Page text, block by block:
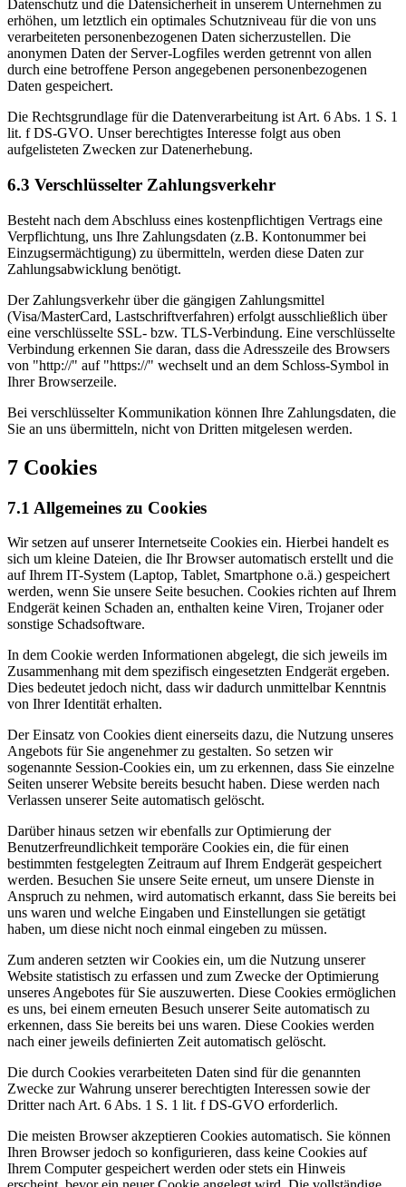
Datenschutz und die Datensicherheit in unserem Unternehmen zu
erhöhen, um letztlich ein optimales Schutzniveau für die von uns
verarbeiteten personenbezogenen Daten sicherzustellen. Die
anonymen Daten der Server-Logfiles werden getrennt von allen
durch eine betroffene Person angegebenen personenbezogenen
Daten gespeichert.
Die Rechtsgrundlage für die Datenverarbeitung ist Art. 6 Abs. 1 S. 1
lit. f DS-GVO. Unser berechtigtes Interesse folgt aus oben
aufgelisteten Zwecken zur Datenerhebung.
6.3 Verschlüsselter Zahlungsverkehr
Besteht nach dem Abschluss eines kostenpflichtigen Vertrags eine
Verpflichtung, uns Ihre Zahlungsdaten (z.B. Kontonummer bei
Einzugsermächtigung) zu übermitteln, werden diese Daten zur
Zahlungsabwicklung benötigt.
Der Zahlungsverkehr über die gängigen Zahlungsmittel
(Visa/MasterCard, Lastschriftverfahren) erfolgt ausschließlich über
eine verschlüsselte SSL- bzw. TLS-Verbindung. Eine verschlüsselte
Verbindung erkennen Sie daran, dass die Adresszeile des Browsers
von "http://" auf "https://" wechselt und an dem Schloss-Symbol in
Ihrer Browserzeile.
Bei verschlüsselter Kommunikation können Ihre Zahlungsdaten, die
Sie an uns übermitteln, nicht von Dritten mitgelesen werden.
7 Cookies
7.1 Allgemeines zu Cookies
Wir setzen auf unserer Internetseite Cookies ein. Hierbei handelt es
sich um kleine Dateien, die Ihr Browser automatisch erstellt und die
auf Ihrem IT-System (Laptop, Tablet, Smartphone o.ä.) gespeichert
werden, wenn Sie unsere Seite besuchen. Cookies richten auf Ihrem
Endgerät keinen Schaden an, enthalten keine Viren, Trojaner oder
sonstige Schadsoftware.
In dem Cookie werden Informationen abgelegt, die sich jeweils im
Zusammenhang mit dem spezifisch eingesetzten Endgerät ergeben.
Dies bedeutet jedoch nicht, dass wir dadurch unmittelbar Kenntnis
von Ihrer Identität erhalten.
Der Einsatz von Cookies dient einerseits dazu, die Nutzung unseres
Angebots für Sie angenehmer zu gestalten. So setzen wir
sogenannte Session-Cookies ein, um zu erkennen, dass Sie einzelne
Seiten unserer Website bereits besucht haben. Diese werden nach
Verlassen unserer Seite automatisch gelöscht.
Darüber hinaus setzen wir ebenfalls zur Optimierung der
Benutzerfreundlichkeit temporäre Cookies ein, die für einen
bestimmten festgelegten Zeitraum auf Ihrem Endgerät gespeichert
werden. Besuchen Sie unsere Seite erneut, um unsere Dienste in
Anspruch zu nehmen, wird automatisch erkannt, dass Sie bereits bei
uns waren und welche Eingaben und Einstellungen sie getätigt
haben, um diese nicht noch einmal eingeben zu müssen.
Zum anderen setzten wir Cookies ein, um die Nutzung unserer
Website statistisch zu erfassen und zum Zwecke der Optimierung
unseres Angebotes für Sie auszuwerten. Diese Cookies ermöglichen
es uns, bei einem erneuten Besuch unserer Seite automatisch zu
erkennen, dass Sie bereits bei uns waren. Diese Cookies werden
nach einer jeweils definierten Zeit automatisch gelöscht.
Die durch Cookies verarbeiteten Daten sind für die genannten
Zwecke zur Wahrung unserer berechtigten Interessen sowie der
Dritter nach Art. 6 Abs. 1 S. 1 lit. f DS-GVO erforderlich.
Die meisten Browser akzeptieren Cookies automatisch. Sie können
Ihren Browser jedoch so konfigurieren, dass keine Cookies auf
Ihrem Computer gespeichert werden oder stets ein Hinweis